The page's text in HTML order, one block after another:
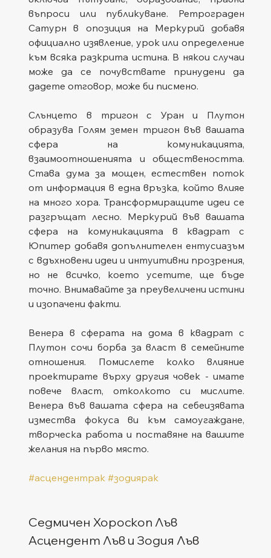
въпроси или публикуване. Ретрограден
Сатурн в опозиция на Меркурий добавя
официално изявление, урок или определение
към всяка разкрита истина. В някои случаи
може да се почувствате принудени да
дадете отговор, може би писмено.
Слънцето в тригон с Уран и Плутон
образува Голям земен тригон във вашата
сфера на комуникацията,
взаимоотношенията и обществеността.
Става дума за мощен, естествен поток
от информация в една връзка, който влияе
на много хора. Трансформиращите идеи се
разгръщат лесно. Меркурий във вашата
сфера на комуникацията в квадрат с
Юпитер добавя допълнителен ентусиазъм
с вдъхновени идеи и интуитивни прозрения,
но не всичко, което усетите, ще бъде
точно. Внимавайте за преувеличени истини
и изопачени факти.
Венера в сферата на дома в квадрат с
Плутон сочи борба за власт в семейните
отношения. Помислете колко влияние
проектирате върху другия човек - имате
повече власт, отколкото си мислите.
Венера във вашата сфера на себеизявата
измества фокуса ви към самоугаждане,
творческа работа и поставяне на вашите
желания на първо място.
#асцендентрак #зодиярак
Седмичен Хороскоп Лъв
Асцендент Лъв и Зодия Лъв